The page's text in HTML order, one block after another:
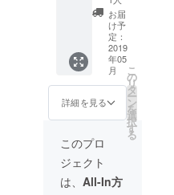
を受ける。
て、キティ
アーティス
ト（当時所
属アーティ
スト：安全
地帯、久保
田利伸、
バービー
ボーイズ、
時に必
ず備考
欄にご
希望の
お名前
をご記
入くだ
さ
「※記入
がない
CAMPF
IREにて
スデー
ライブ
へご招
待。 ・
上記ラ
イブ終
了後、
同会場
写真撮
影。撮
影写真
をCD盤
ライ
ディン
グ 限
定） ・
Special
Thanx
」とし
てお名
前をCD
盤ライ
ナー
ノーツ
にクレ
ジッ
ト。 ・
コース
・新曲2
曲収録
CD（ス
トレッ
チゴー
ル次第
で曲数
増加）
・過去
音源１
曲ダウ
ンロー
ド販売
（クラ
お届
け予
定：
2019
年05
月
詳細を見る
こ
の
リ
タ
ー
ン
を
選
択
す
る
このプロ
ジェクト
は、 All-In方